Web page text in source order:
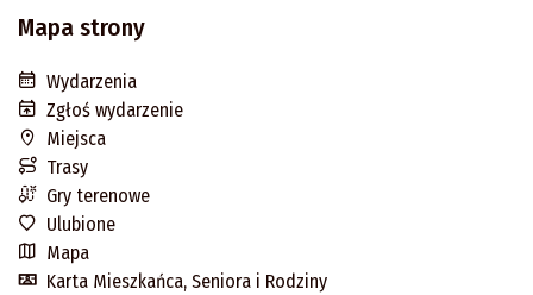
Mapa strony
Wydarzenia
Zgłoś wydarzenie
Miejsca
Trasy
Gry terenowe
Ulubione
Mapa
Karta Mieszkańca, Seniora i Rodziny